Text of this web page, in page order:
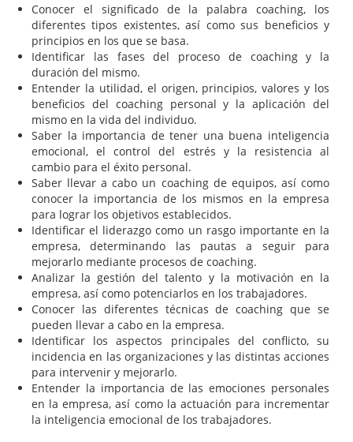
Conocer el significado de la palabra coaching, los
diferentes tipos existentes, así como sus beneficios y
principios en los que se basa.
Identificar las fases del proceso de coaching y la
duración del mismo.
Entender la utilidad, el origen, principios, valores y los
beneficios del coaching personal y la aplicación del
mismo en la vida del individuo.
Saber la importancia de tener una buena inteligencia
emocional, el control del estrés y la resistencia al
cambio para el éxito personal.
Saber llevar a cabo un coaching de equipos, así como
conocer la importancia de los mismos en la empresa
para lograr los objetivos establecidos.
Identificar el liderazgo como un rasgo importante en la
empresa, determinando las pautas a seguir para
mejorarlo mediante procesos de coaching.
Analizar la gestión del talento y la motivación en la
empresa, así como potenciarlos en los trabajadores.
Conocer las diferentes técnicas de coaching que se
pueden llevar a cabo en la empresa.
Identificar los aspectos principales del conflicto, su
incidencia en las organizaciones y las distintas acciones
para intervenir y mejorarlo.
Entender la importancia de las emociones personales
en la empresa, así como la actuación para incrementar
la inteligencia emocional de los trabajadores.